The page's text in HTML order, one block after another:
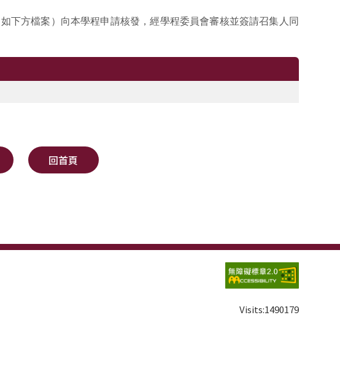
如下方檔案） 向本學程申請核發，經學程委員會審核並簽請召集人同
回首頁
Visits:1490179